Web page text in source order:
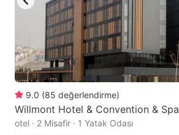
9.0 (85 değerlendirme)
Willmont Hotel & Convention & Spa
otel · 2 Misafir · 1 Yatak Odası